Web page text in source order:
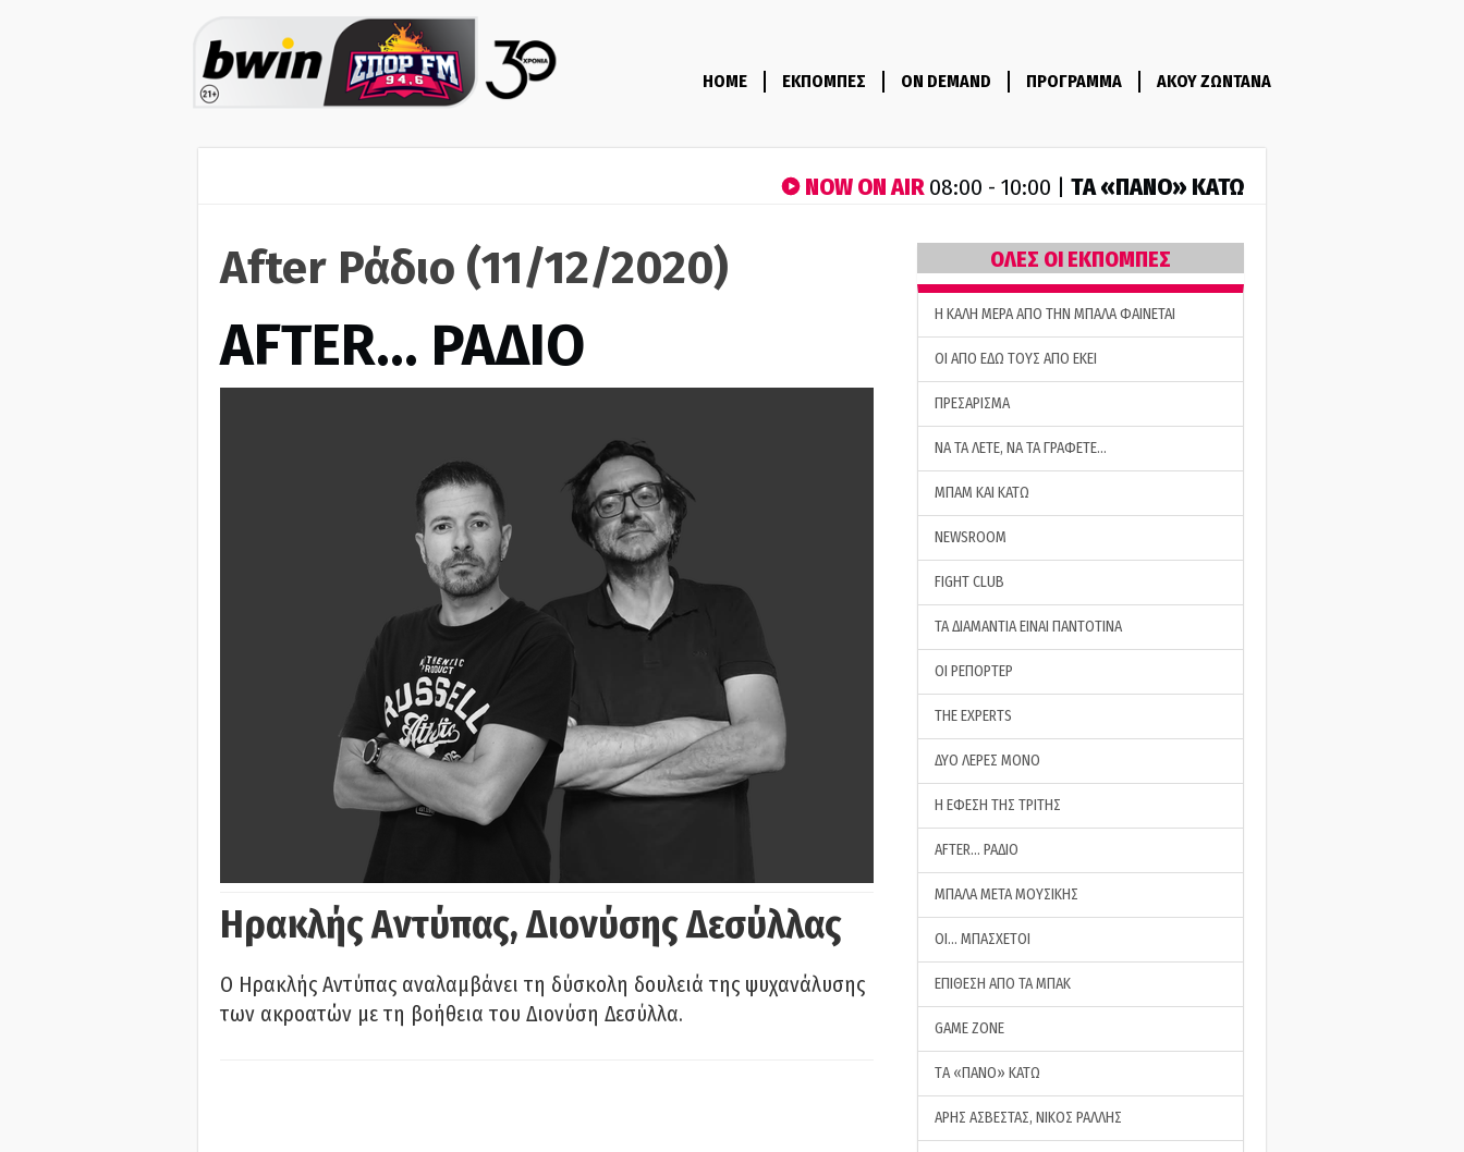
HOME ΕΚΠΟΜΠΕΣ ON DEMAND ΠΡΟΓΡΑΜΜΑ ΑΚΟΥ ΖΩΝΤΑΝΑ
NOW ON AIR08:00 - 10:00 | ΤA «ΠΑΝΟ» ΚΑΤΩ
After Ράδιο (11/12/2020)
AFTER… ΡΑΔΙΟ
Ηρακλής Αντύπας, Διονύσης Δεσύλλας
Ο Ηρακλής Αντύπας αναλαμβάνει τη δύσκολη δουλειά της ψυχανάλυσης
των ακροατών με τη βοήθεια του Διονύση Δεσύλλα.
ΟΛΕΣ ΟΙ ΕΚΠΟΜΠΕΣ
H ΚΑΛΗ ΜΕΡΑ ΑΠΟ ΤΗΝ ΜΠΑΛΑ ΦΑΙΝΕΤΑΙ
ΟΙ ΑΠΟ ΕΔΩ ΤΟΥΣ ΑΠΟ ΕΚΕΙ
ΠΡΕΣΑΡΙΣΜΑ
ΝΑ ΤΑ ΛΕΤΕ, ΝΑ ΤΑ ΓΡΑΦΕΤΕ…
ΜΠΑΜ ΚΑΙ ΚΑΤΩ
NEWSROOM
FIGHT CLUB
ΤΑ ΔΙΑΜΑΝΤΙΑ ΕΙΝΑΙ ΠΑΝΤΟΤΙΝΑ
ΟΙ ΡΕΠΟΡΤΕΡ
THE EXPERTS
ΔΥΟ ΛΕΡΕΣ ΜΟΝΟ
Η ΕΦΕΣΗ ΤΗΣ ΤΡΙΤΗΣ
AFTER… ΡΑΔΙΟ
ΜΠΑΛΑ ΜΕΤΑ ΜΟΥΣΙΚΗΣ
ΟΙ… ΜΠΑΣΧΕΤΟΙ
ΕΠΙΘΕΣΗ ΑΠΟ ΤΑ ΜΠΑΚ
GAME ZONE
ΤA «ΠΑΝΟ» ΚΑΤΩ
ΑΡΗΣ ΑΣΒΕΣΤΑΣ, ΝΙΚΟΣ ΡΑΛΛΗΣ